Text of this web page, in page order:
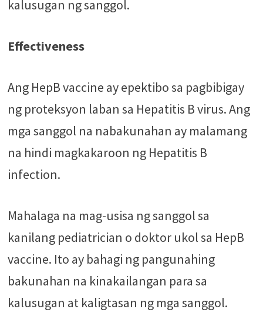
kalusugan ng sanggol.
Effectiveness
Ang HepB vaccine ay epektibo sa pagbibigay
ng proteksyon laban sa Hepatitis B virus. Ang
mga sanggol na nabakunahan ay malamang
na hindi magkakaroon ng Hepatitis B
infection.
Mahalaga na mag-usisa ng sanggol sa
kanilang pediatrician o doktor ukol sa HepB
vaccine. Ito ay bahagi ng pangunahing
bakunahan na kinakailangan para sa
kalusugan at kaligtasan ng mga sanggol.